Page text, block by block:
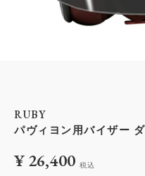
RUBY
パヴィヨン用バイザー
¥26,400 税込